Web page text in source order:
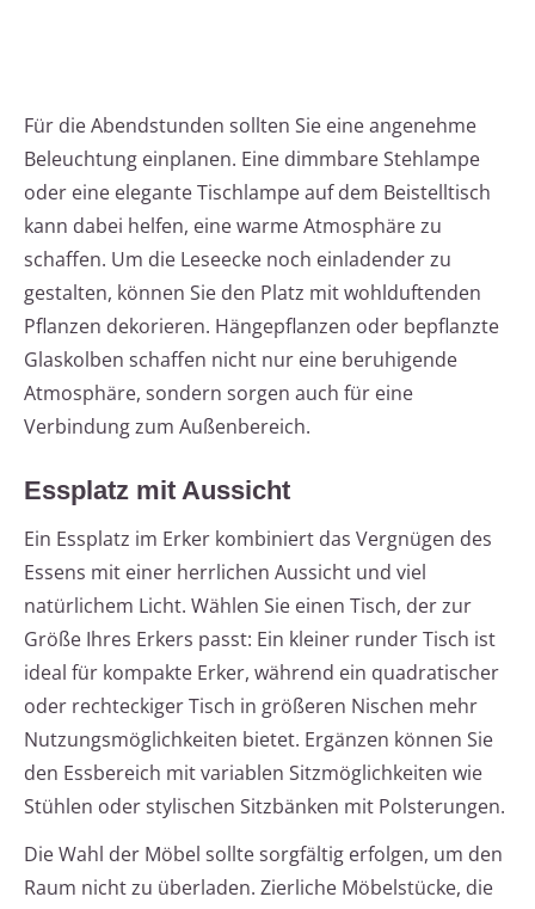
Für die Abendstunden sollten Sie eine angenehme
Beleuchtung einplanen. Eine dimmbare Stehlampe
oder eine elegante Tischlampe auf dem Beistelltisch
kann dabei helfen, eine warme Atmosphäre zu
schaffen. Um die Leseecke noch einladender zu
gestalten, können Sie den Platz mit wohlduftenden
Pflanzen dekorieren. Hängepflanzen oder bepflanzte
Glaskolben schaffen nicht nur eine beruhigende
Atmosphäre, sondern sorgen auch für eine
Verbindung zum Außenbereich.
Essplatz mit Aussicht
Ein Essplatz im Erker kombiniert das Vergnügen des
Essens mit einer herrlichen Aussicht und viel
natürlichem Licht. Wählen Sie einen Tisch, der zur
Größe Ihres Erkers passt: Ein kleiner runder Tisch ist
ideal für kompakte Erker, während ein quadratischer
oder rechteckiger Tisch in größeren Nischen mehr
Nutzungsmöglichkeiten bietet. Ergänzen können Sie
den Essbereich mit variablen Sitzmöglichkeiten wie
Stühlen oder stylischen Sitzbänken mit Polsterungen.
Die Wahl der Möbel sollte sorgfältig erfolgen, um den
Raum nicht zu überladen. Zierliche Möbelstücke, die